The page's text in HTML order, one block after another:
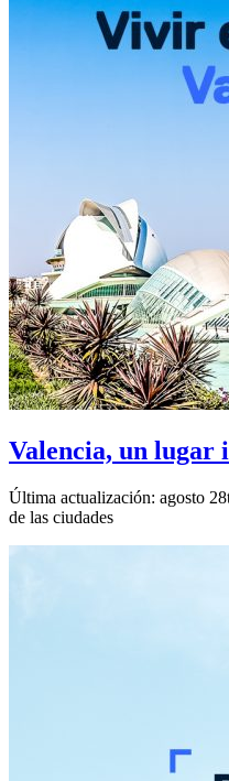
Valencia, un lugar
Última actualización: agosto
de las ciudades